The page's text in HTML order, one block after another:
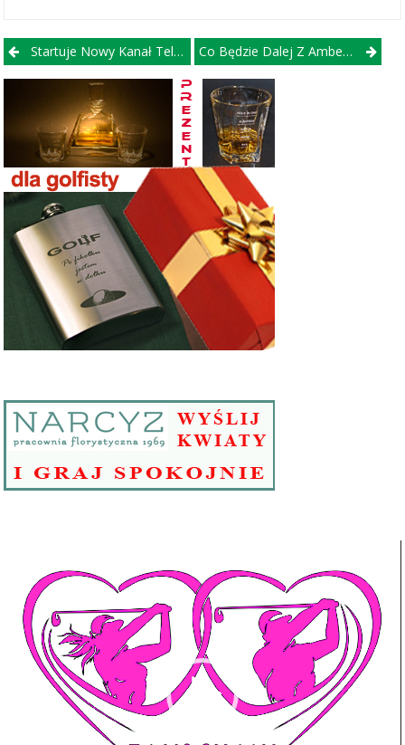
Post navigation
Startuje Nowy Kanał Telewizyjny Golf Channel Polska Co Będzie Dalej Z Amberem?